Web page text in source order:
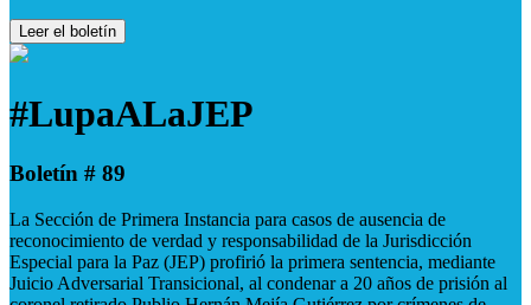
Leer el boletín
#LupaALaJEP
Boletín # 89
La Sección de Primera Instancia para casos de ausencia de
reconocimiento de verdad y responsabilidad de la Jurisdicción
Especial para la Paz (JEP) profirió la primera sentencia, mediante
Juicio Adversarial Transicional, al condenar a 20 años de prisión al